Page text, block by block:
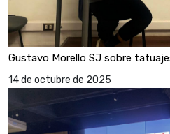
Gustavo Morello SJ sobre
14 de octubre de 2025